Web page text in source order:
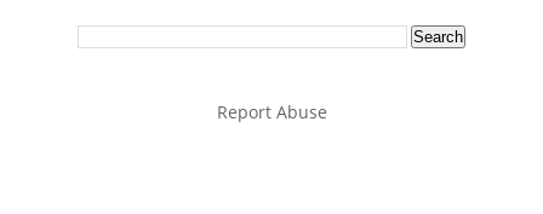
Report Abuse